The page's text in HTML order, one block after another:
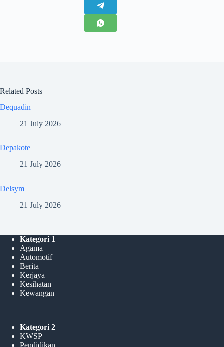
Related Posts
Dequadin
21 July 2026
Depakote
21 July 2026
Delsym
21 July 2026
Kategori 1
Agama
Automotif
Berita
Kerjaya
Kesihatan
Kewangan
Kategori 2
KWSP
Pendidikan